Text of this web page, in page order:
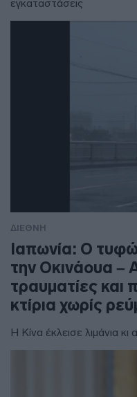
εγκαταστάσεις
ΔΙΕΘΝΗ
Ιαπωνία: Ο
την Οκινάουα –
τραυματίες
κτίρια χωρίς
Η Κίνα έκλεισε λιμάνια κι